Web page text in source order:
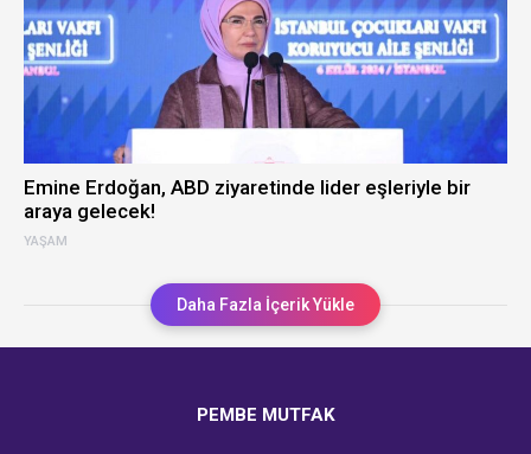
YAŞAM
Emine Erdoğan, ABD ziyaretinde lider eşleriyle bir
araya gelecek!
Daha Fazla İçerik Yükle
PEMBE MUTFAK